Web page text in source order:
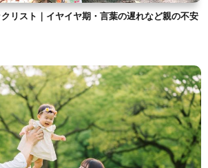
リスト｜イヤイヤ期・言葉の遅れなど親の不安